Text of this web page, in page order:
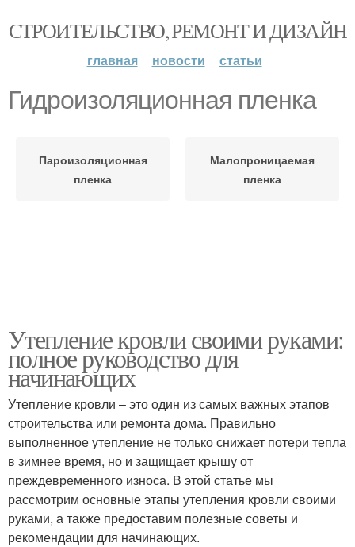
СТРОИТЕЛЬСТВО, РЕМОНТ И ДИЗАЙН
главная новости статьи
Гидроизоляционная пленка
Пароизоляционная
пленка
Малопроницаемая
пленка
Утепление кровли своими руками:
полное руководство для
начинающих
Утепление кровли – это один из самых важных этапов
строительства или ремонта дома. Правильно
выполненное утепление не только снижает потери тепла
в зимнее время, но и защищает крышу от
преждевременного износа. В этой статье мы
рассмотрим основные этапы утепления кровли своими
руками, а также предоставим полезные советы и
рекомендации для начинающих.